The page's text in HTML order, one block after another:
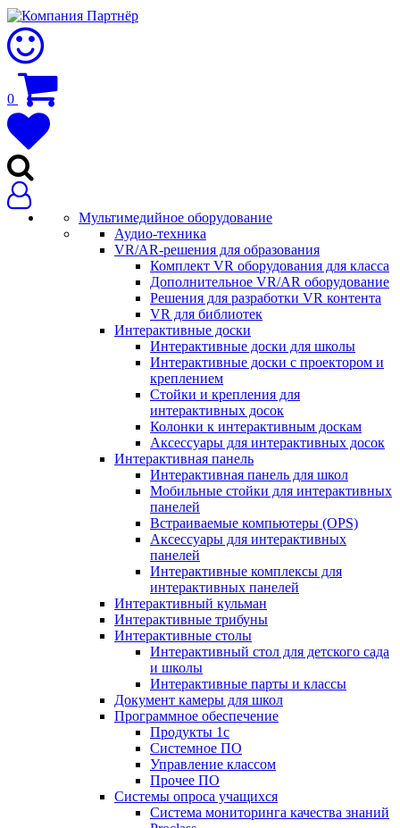
0
Мультимедийное оборудование
Аудио-техника
VR/AR-решения для образования
Комплект VR оборудования для класса
Дополнительное VR/AR оборудование
Решения для разработки VR контента
VR для библиотек
Интерактивные доски
Интерактивные доски для школы
Интерактивные доски с проектором и
креплением
Стойки и крепления для
интерактивных досок
Колонки к интерактивным доскам
Аксессуары для интерактивных досок
Интерактивная панель
Интерактивная панель для школ
Мобильные стойки для интерактивных
панелей
Встраиваемые компьютеры (OPS)
Аксессуары для интерактивных
панелей
Интерактивные комплексы для
интерактивных панелей
Интерактивный кульман
Интерактивные трибуны
Интерактивные столы
Интерактивный стол для детского сада
и школы
Интерактивные парты и классы
Документ камеры для школ
Программное обеспечение
Продукты 1с
Системное ПО
Управление классом
Прочее ПО
Системы опроса учащихся
Система мониторинга качества знаний